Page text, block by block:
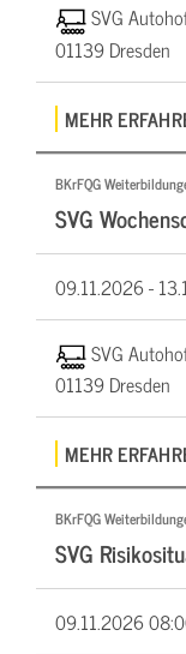
SVG
01139 Dresden
MEHR
BKrFQG
SVG
09.11.2026 -
SVG
01139 Dresden
MEHR
BKrFQG
SVG
09.11.2026